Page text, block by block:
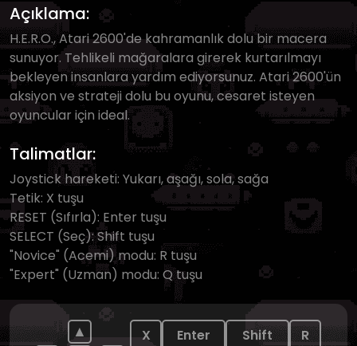
Açıklama:
H.E.R.O., Atari 2600'de kahramanlık dolu bir macera
sunuyor. Tehlikeli mağaralara girerek kurtarılmayı
bekleyen insanlara yardım ediyorsunuz. Atari 2600'ün
aksiyon ve strateji dolu bu oyunu, cesaret isteyen
oyuncular için ideal.
Talimatlar:
Joystick hareketi: Yukarı, aşağı, sola, sağa
Tetik: X tuşu
RESET (Sıfırla): Enter tuşu
SELECT (Seç): Shift tuşu
"Novice" (Acemi) modu: R tuşu
"Expert" (Uzman) modu: Q tuşu
▲
X Enter Shift R